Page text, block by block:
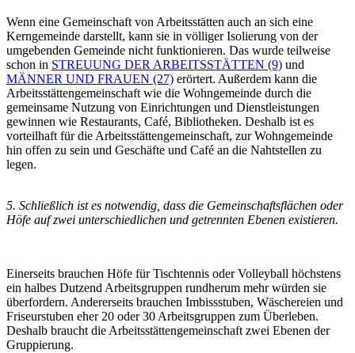
Wenn eine Gemeinschaft von Arbeitsstätten auch an sich eine
Kerngemeinde darstellt, kann sie in völliger Isolierung von der
umgebenden Gemeinde nicht funktionieren. Das wurde teilweise
schon in STREUUNG DER ARBEITSSTÄTTEN (9) und
MÄNNER UND FRAUEN (27) erörtert. Außerdem kann die
Arbeitsstättengemeinschaft wie die Wohngemeinde durch die
gemeinsame Nutzung von Einrichtungen und Dienstleistungen
gewinnen wie Restaurants, Café, Bibliotheken. Deshalb ist es
vorteilhaft für die Arbeitsstättengemeinschaft, zur Wohngemeinde
hin offen zu sein und Geschäfte und Café an die Nahtstellen zu
legen.
5. Schließlich ist es notwendig, dass die Gemeinschaftsflächen oder
Höfe auf zwei unterschiedlichen und getrennten Ebenen existieren.
Einerseits brauchen Höfe für Tischtennis oder Volleyball höchstens
ein halbes Dutzend Arbeitsgruppen rundherum mehr würden sie
überfordern. Andererseits brauchen Imbissstuben, Wäschereien und
Friseurstuben eher 20 oder 30 Arbeitsgruppen zum Überleben.
Deshalb braucht die Arbeitsstättengemeinschaft zwei Ebenen der
Gruppierung.